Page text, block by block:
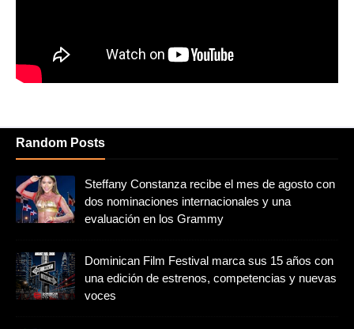
Random Posts
Steffany Constanza recibe el mes de agosto con
dos nominaciones internacionales y una
evaluación en los Grammy
Dominican Film Festival marca sus 15 años con
una edición de estrenos, competencias y nuevas
voces